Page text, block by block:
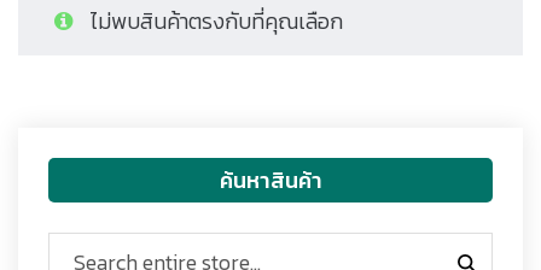
ไม่พบสินค้าตรงกับที่คุณเลือก
ค้นหาสินค้า